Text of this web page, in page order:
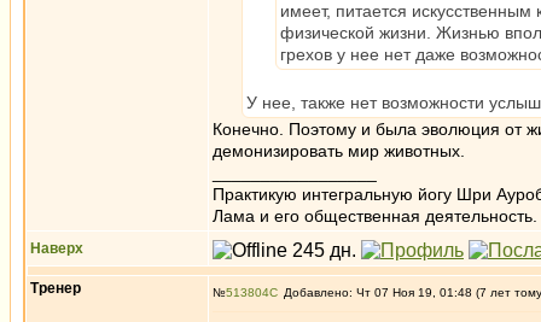
имеет, питается
физической жизни. Жизнью
грехов у нее нет даже
У нее, также нет возможности
Конечно. Поэтому и была эволюция от
демонизировать мир животных.
Практикую интегральную йогу Шри
Лама и его общественная деятельность.
Наверх
Тренер №513804 Добавлено: Чт 07 Ноя 19, 01:48 (7 лет